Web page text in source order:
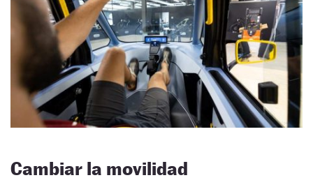
Cambiar la movilidad